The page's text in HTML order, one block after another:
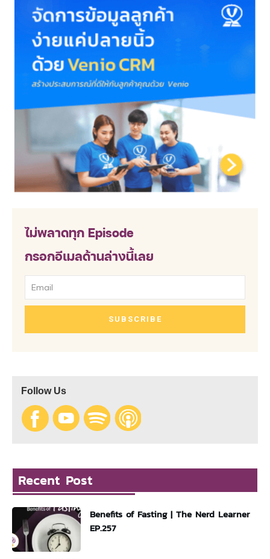
ไม่พลาดทุก Episode
กรอกอีเมลด้านล่างนี้เลย
SUBSCRIBE
Follow Us
Recent Post
Benefits of Fasting | The Nerd Learner
EP.257